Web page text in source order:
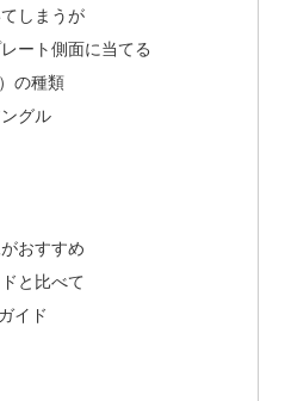
しまうが
ート側面に当てる
の種類
グル
おすすめ
と比べて
イド